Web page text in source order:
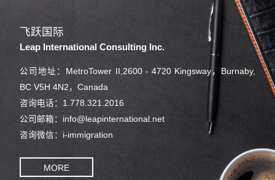
飞跃国际
Leap International Consulting Inc.
公司地址：MetroTower II,2600 - 4720 Kingsway，Burnaby,
BC V5H 4N2，Canada
咨询电话：1.778.321.2016
公司邮箱：info@leapinternational.net
咨询微信：i-immigration
MORE